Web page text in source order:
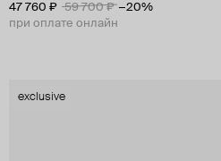
47 760 ₽ 59 700 ₽ −20%
при оплате онлайн
exclusive